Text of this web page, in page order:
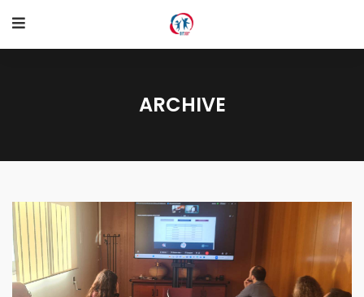
ARCHIVE